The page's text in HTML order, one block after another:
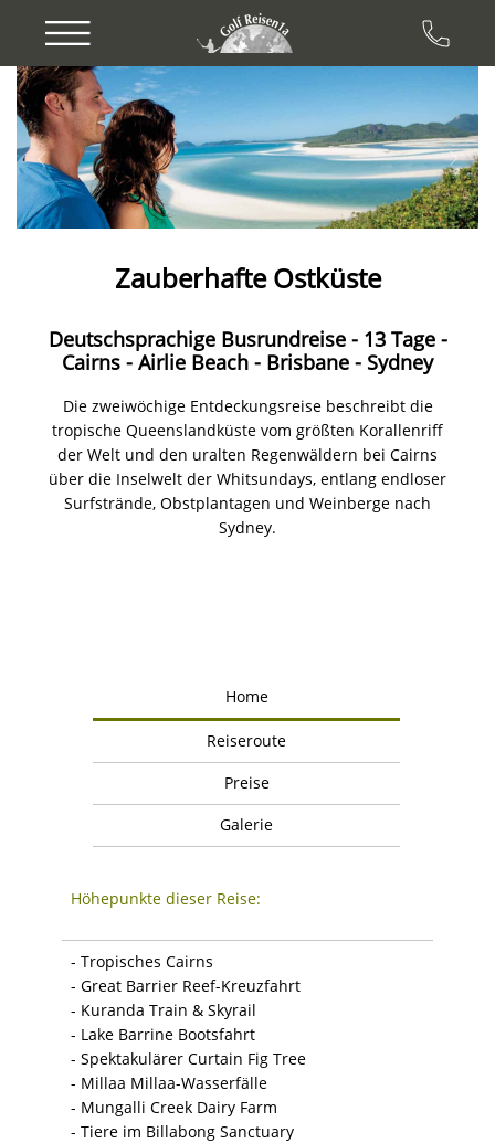
Previous Next
Zauberhafte Ostküste
Deutschsprachige Busrundreise - 13 Tage -
Cairns - Airlie Beach - Brisbane - Sydney
Die zweiwöchige Entdeckungsreise beschreibt die
tropische Queenslandküste vom größten Korallenriff
der Welt und den uralten Regenwäldern bei Cairns
über die Inselwelt der Whitsundays, entlang endloser
Surfstrände, Obstplantagen und Weinberge nach
Sydney.
Home
Reiseroute
Preise
Galerie
Höhepunkte dieser Reise:
- Tropisches Cairns
- Great Barrier Reef-Kreuzfahrt
- Kuranda Train & Skyrail
- Lake Barrine Bootsfahrt
- Spektakulärer Curtain Fig Tree
- Millaa Millaa-Wasserfälle
- Mungalli Creek Dairy Farm
- Tiere im Billabong Sanctuary